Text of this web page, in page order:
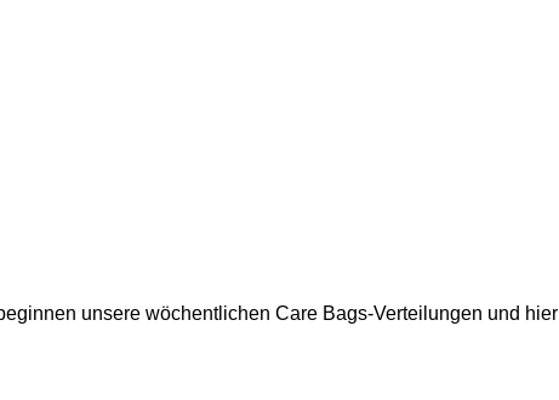
unsere wöchentlichen Care Bags-Verteilungen und hier